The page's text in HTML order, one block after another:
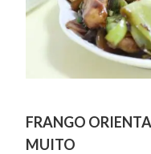
FRANGO
MUITO